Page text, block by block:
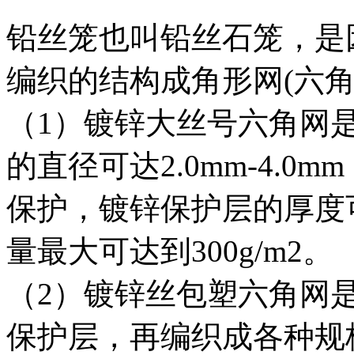
铅丝笼也叫铅丝石笼，
编织的结构成角形网(六
（1）镀锌大丝号六角
的直径可达2.0mm-
保护，镀锌保护层的厚
量最大可达到300g/m2。
（2）镀锌丝包塑六角网
保护层，再编织成各种